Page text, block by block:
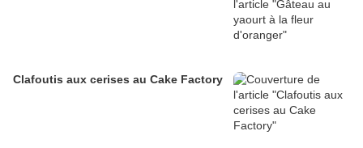
Clafoutis aux cerises au Cake Factory